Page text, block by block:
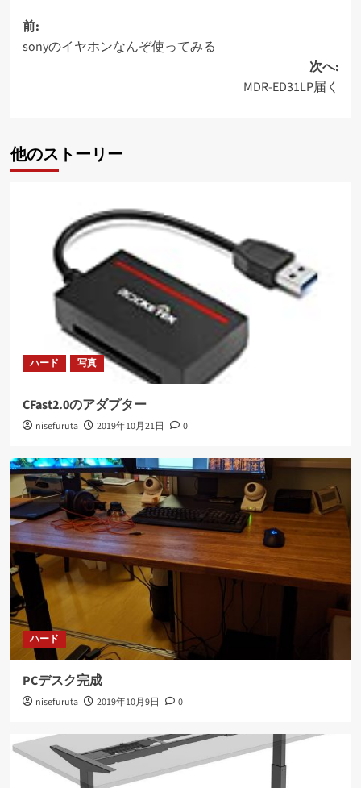
投
稿
ー
前:
sonyのイヤホンなんぞ使ってみる
次へ:
MDR-ED31LP届く
他のストーリー
ハード 写真
CFast2.0のアダプター
nisefuruta 2019年10月21日 0
ハード
PCデスク完成
nisefuruta 2019年10月9日 0